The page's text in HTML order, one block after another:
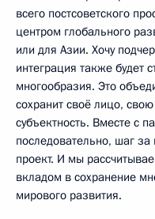
всего постсоветского
центром глобального
или для Азии. Хочу
интеграция также будет
многообразия. Это
сохранит своё лицо,
субъектность. Вместе с
последовательно, шаг
проект. И мы
вкладом в сохранение
мирового развития.